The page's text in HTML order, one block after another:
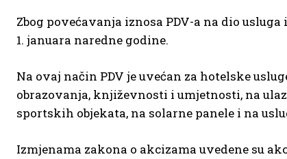
Zbog povećavanja iznosa PDV-a na dio
1. januara naredne godine.
Na ovaj način PDV je uvećan za hotelske
obrazovanja, književnosti i umjetnosti, na
sportskih objekata, na solarne panele i na
Izmjenama zakona o akcizama uvedene su